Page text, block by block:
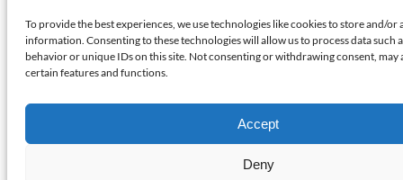
To provide the best experiences, we use technologies like cookies to store and/or
information. Consenting to these technologies will allow us to process data such
behavior or unique IDs on this site. Not consenting or withdrawing consent, may
certain features and functions.
Accept
Deny